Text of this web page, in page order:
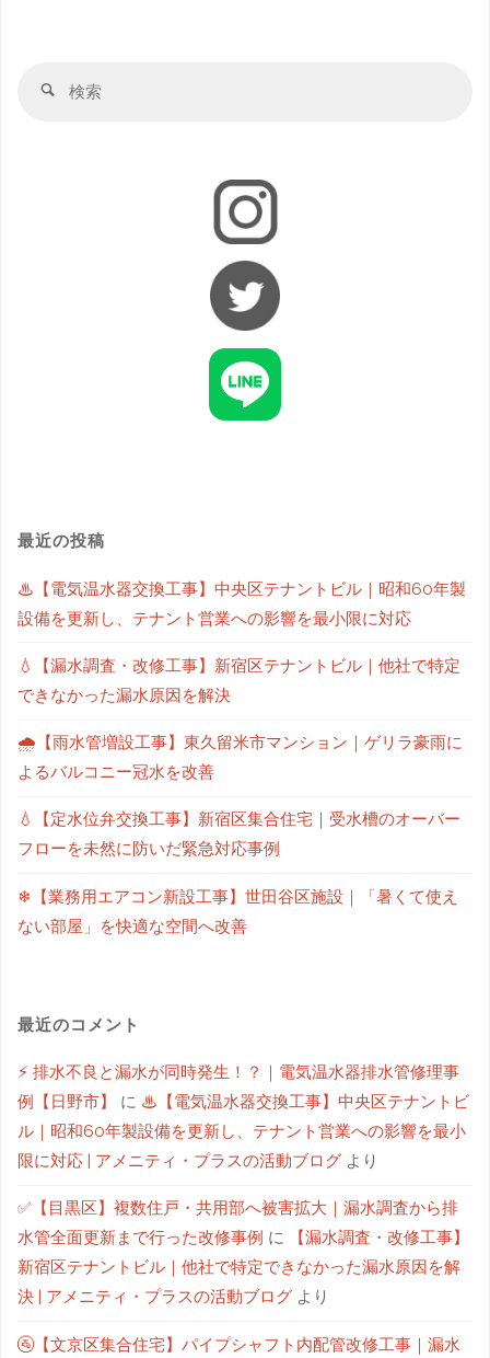
最近の投稿
♨【電気温水器交換工事】中央区テナントビル｜昭和60年製
設備を更新し、テナント営業への影響を最小限に対応
💧【漏水調査・改修工事】新宿区テナントビル｜他社で特定
できなかった漏水原因を解決
🌧【雨水管増設工事】東久留米市マンション｜ゲリラ豪雨に
よるバルコニー冠水を改善
💧【定水位弁交換工事】新宿区集合住宅｜受水槽のオーバー
フローを未然に防いだ緊急対応事例
❄【業務用エアコン新設工事】世田谷区施設｜「暑くて使え
ない部屋」を快適な空間へ改善
最近のコメント
⚡ 排水不良と漏水が同時発生！？｜電気温水器排水管修理事
例【日野市】
に ♨【電気温水器交換工事】中央区テナントビ
ル｜昭和60年製設備を更新し、テナント営業への影響を最小
限に対応 | アメニティ・プラスの活動ブログ より
✅【目黒区】複数住戸・共用部へ被害拡大｜漏水調査から排
水管全面更新まで行った改修事例 に
【漏水調査・改修工事】
新宿区テナントビル｜他社で特定できなかった漏水原因を解
決 | アメニティ・プラスの活動ブログ より
🚰【文京区集合住宅】パイプシャフト内配管改修工事｜漏水